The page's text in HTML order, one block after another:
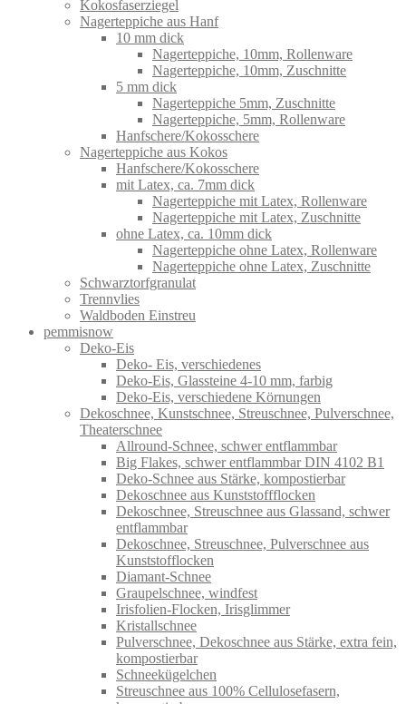
Kokosfaserziegel
Nagerteppiche aus Hanf
10 mm dick
Nagerteppiche, 10mm, Rollenware
Nagerteppiche, 10mm, Zuschnitte
5 mm dick
Nagerteppiche 5mm, Zuschnitte
Nagerteppiche, 5mm, Rollenware
Hanfschere/Kokosschere
Nagerteppiche aus Kokos
Hanfschere/Kokosschere
mit Latex, ca. 7mm dick
Nagerteppiche mit Latex, Rollenware
Nagerteppiche mit Latex, Zuschnitte
ohne Latex, ca. 10mm dick
Nagerteppiche ohne Latex, Rollenware
Nagerteppiche ohne Latex, Zuschnitte
Schwarztorfgranulat
Trennvlies
Waldboden Einstreu
pemmisnow
Deko-Eis
Deko- Eis, verschiedenes
Deko-Eis, Glassteine 4-10 mm, farbig
Deko-Eis, verschiedene Körnungen
Dekoschnee, Kunstschnee, Streuschnee, Pulverschnee,
Theaterschnee
Allround-Schnee, schwer entflammbar
Big Flakes, schwer entflammbar DIN 4102 B1
Deko-Schnee aus Stärke, kompostierbar
Dekoschnee aus Kunststoffflocken
Dekoschnee, Streuschnee aus Glassand, schwer
entflammbar
Dekoschnee, Streuschnee, Pulverschnee aus
Kunststofflocken
Diamant-Schnee
Graupelschnee, windfest
Irisfolien-Flocken, Irisglimmer
Kristallschnee
Pulverschnee, Dekoschnee aus Stärke, extra fein,
kompostierbar
Schneekügelchen
Streuschnee aus 100% Cellulosefasern,